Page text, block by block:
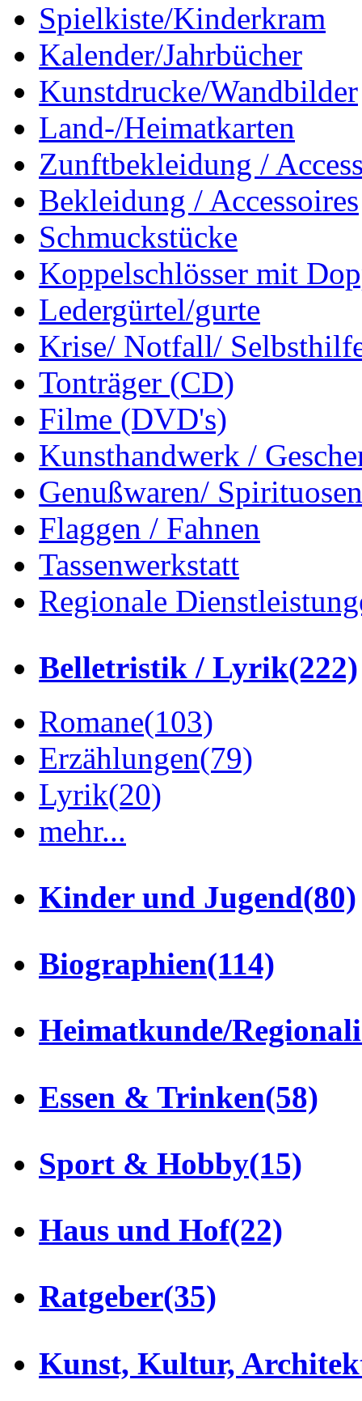
Spielkiste/Kinderkram
Kalender/Jahrbücher
Kunstdrucke/Wandbilder
Land-/Heimatkarten
Zunftbekleidung /
Bekleidung / Accessoires
Schmuckstücke
Koppelschlösser mit
Ledergürtel/gurte
Krise/ Notfall/
Tonträger (CD)
Filme (DVD's)
Kunsthandwerk /
Genußwaren/ Spirituosen
Flaggen / Fahnen
Tassenwerkstatt
Regionale
Belletristik / Lyrik(222)
Romane(103)
Erzählungen(79)
Lyrik(20)
mehr...
Kinder und Jugend(80)
Biographien(114)
Heimatkunde/
Essen & Trinken(58)
Sport & Hobby(15)
Haus und Hof(22)
Ratgeber(35)
Kunst, Kultur,